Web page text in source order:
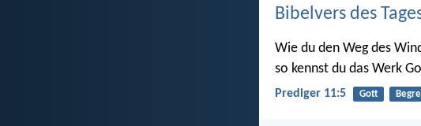
Bibelvers des
Wie du den Weg des
so kennst du das Werk
Prediger 11:5 Gott